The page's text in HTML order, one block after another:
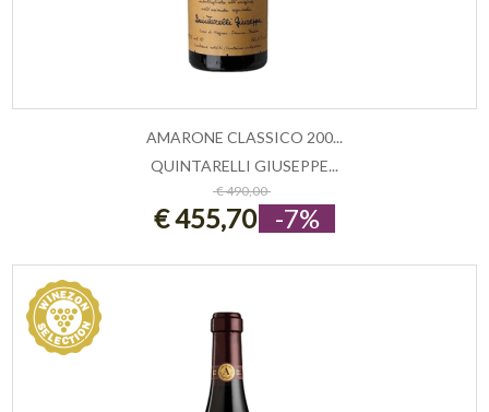
ESAURITO
AMARONE CLASSICO 200...
QUINTARELLI GIUSEPPE...
€ 490,00
€ 455,70 -7%